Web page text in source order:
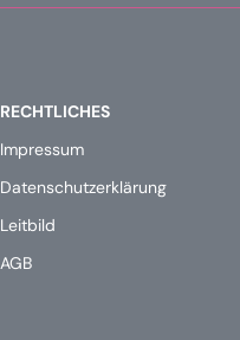
RECHTLICHES
Impressum
Datenschutzerklärung
Leitbild
AGB